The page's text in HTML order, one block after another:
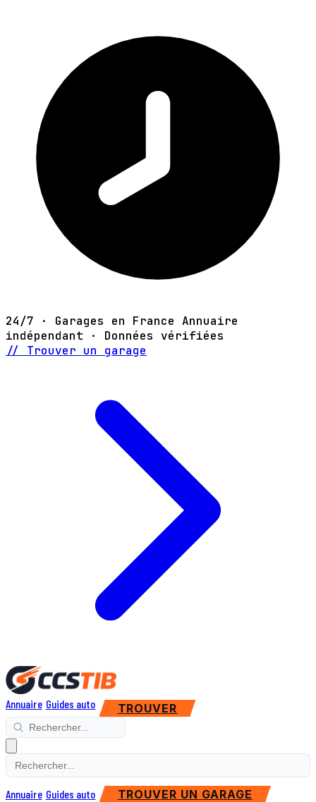
24/7 · Garages en France Annuaire
indépendant · Données vérifiées
// Trouver un garage
Annuaire Guides auto TROUVER
Annuaire Guides auto TROUVER UN GARAGE